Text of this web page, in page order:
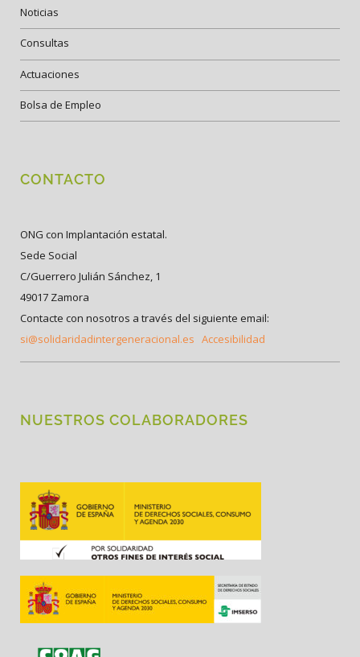
Noticias
Consultas
Actuaciones
Bolsa de Empleo
CONTACTO
ONG con Implantación estatal.
Sede Social
C/Guerrero Julián Sánchez, 1
49017 Zamora
Contacte con nosotros a través del siguiente email:
si@solidaridadintergeneracional.es Accesibilidad
NUESTROS COLABORADORES